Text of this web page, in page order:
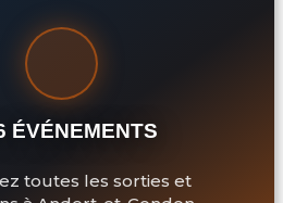
ÉVÉNEMENTS
toutes les sorties et